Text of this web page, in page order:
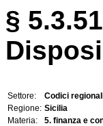
§
Settore:
Codici
Regione: Sicilia
Materia:
5. finanza e